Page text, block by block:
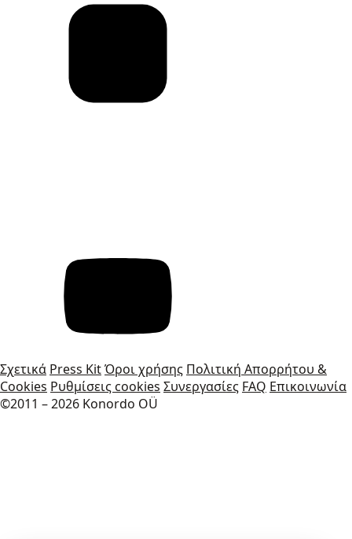
Σχετικά Press KitΌροι χρήσης Πολιτική Απορρήτου &
Cookies Ρυθμίσεις cookies Συνεργασίες FAQ Επικοινωνία
©2011 – 2026 Konordo OÜ